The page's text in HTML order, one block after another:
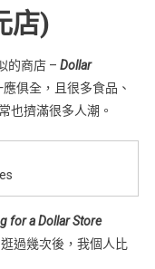
店)
的商店 – Dollar
俱全，且很多食品、
也擠滿很多人潮。
for a Dollar Store
過幾次後，我個人比